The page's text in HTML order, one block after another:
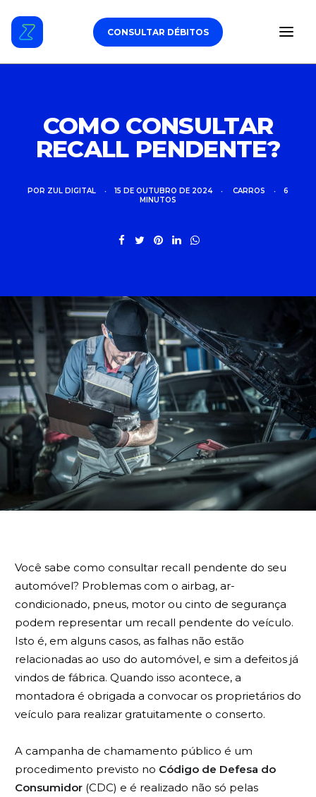
CONSULTAR DÉBITOS
DÉBITOS VEICULARES
COMO CONSULTAR
RECALL PENDENTE?
POR ZUL DIGITAL • 15 DE OUTUBRO DE 2024 • CARROS •
6
MINUTOS
Você sabe como consultar recall pendente do seu
automóvel? Problemas com o airbag, ar-
condicionado, pneus, motor ou cinto de segurança
podem representar um recall pendente do veículo.
Isto é, em alguns casos, as falhas não estão
relacionadas ao uso do automóvel, e sim a defeitos já
vindos de fábrica. Quando isso acontece, a
montadora é obrigada a convocar os proprietários do
veículo para realizar gratuitamente o conserto.
A campanha de chamamento público é um
procedimento previsto no Código de Defesa do
Consumidor (CDC) e é realizado não só pelas